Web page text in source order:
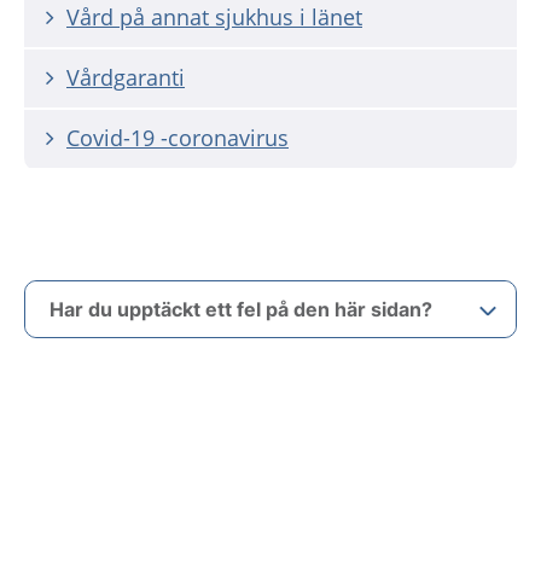
Vård på annat sjukhus i länet
Vårdgaranti
Covid-19 -coronavirus
Har du upptäckt ett fel på den här sidan?